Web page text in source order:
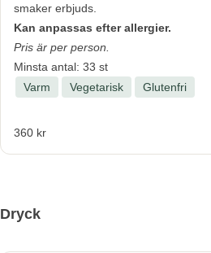
smaker erbjuds.
Kan anpassas efter allergier.
Pris är per person.
Minsta antal: 33 st
Varm
Vegetarisk Glutenfri
360 kr
Dryck